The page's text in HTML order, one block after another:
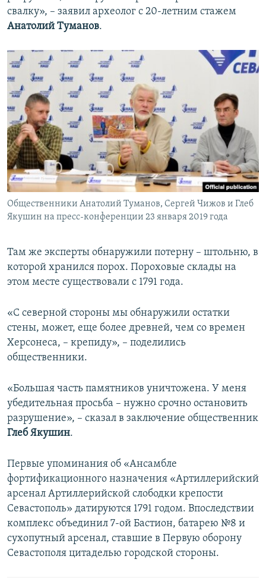
свалку», – заявил археолог с 20-летним стажем
Анатолий Туманов.
Общественники Анатолий Туманов, Сергей Чижов и Глеб
Якушин на пресс-конференции 23 января 2019 года
Там же эксперты обнаружили потерну – штольню, в
которой хранился порох. Пороховые склады на
этом месте существовали с 1791 года.
«С северной стороны мы обнаружили остатки
стены, может, еще более древней, чем со времен
Херсонеса, – крепиду», – поделились
общественники.
«Большая часть памятников уничтожена. У меня
убедительная просьба – нужно срочно остановить
разрушение», – сказал в заключение общественник
Глеб Якушин.
Первые упоминания об «Ансамбле
фортификационного назначения «Артиллерийский
арсенал Артиллерийской слободки крепости
Севастополь» датируются 1791 годом. Впоследствии
комплекс объединил 7-ой Бастион, батарею №8 и
сухопутный арсенал, ставшие в Первую оборону
Севастополя цитаделью городской стороны.